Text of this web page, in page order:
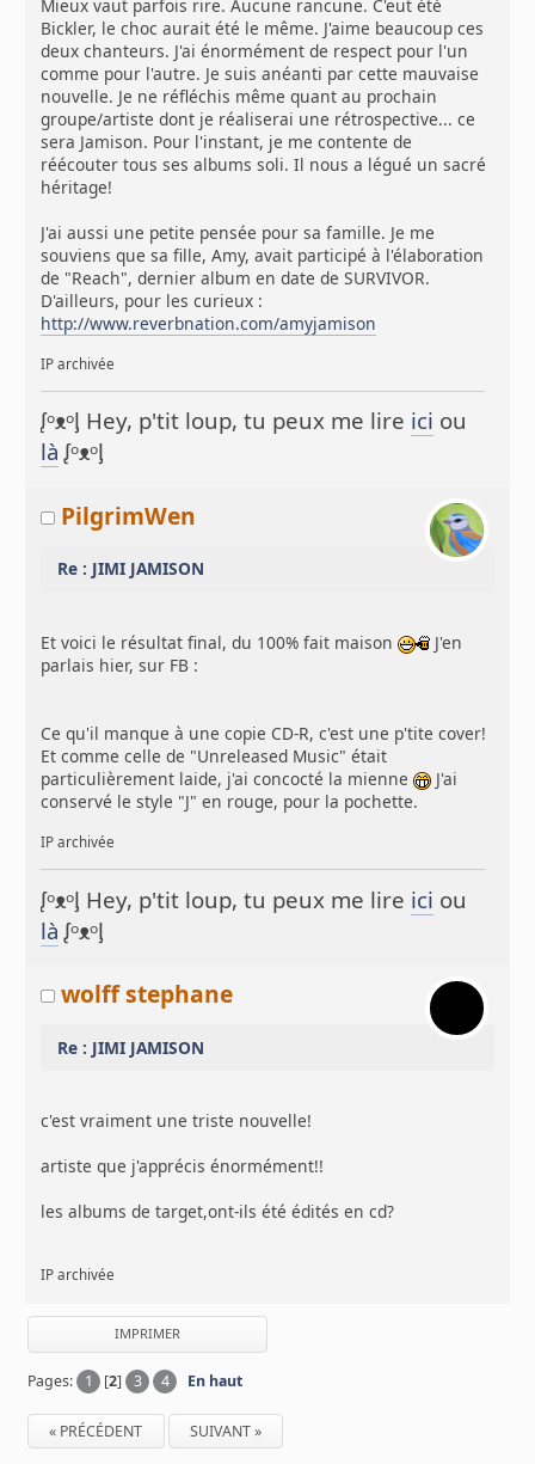
Mieux vaut parfois rire. Aucune rancune. C'eut été
Bickler, le choc aurait été le même. J'aime beaucoup ces
deux chanteurs. J'ai énormément de respect pour l'un
comme pour l'autre. Je suis anéanti par cette mauvaise
nouvelle. Je ne réfléchis même quant au prochain
groupe/artiste dont je réaliserai une rétrospective... ce
sera Jamison. Pour l'instant, je me contente de
réécouter tous ses albums soli. Il nous a légué un sacré
héritage!
J'ai aussi une petite pensée pour sa famille. Je me
souviens que sa fille, Amy, avait participé à l'élaboration
de "Reach", dernier album en date de SURVIVOR.
D'ailleurs, pour les curieux :
http://www.reverbnation.com/amyjamison
IP archivée
ᶘᵒᴥᵒᶅ Hey, p'tit loup, tu peux me lire ici ou
là ᶘᵒᴥᵒᶅ
PilgrimWen
Re : JIMI JAMISON
Et voici le résultat final, du 100% fait maison
J'en
parlais hier, sur FB :
Ce qu'il manque à une copie CD-R, c'est une p'tite cover!
Et comme celle de "Unreleased Music" était
particulièrement laide, j'ai concocté la mienne
J'ai
conservé le style "J" en rouge, pour la pochette.
IP archivée
ᶘᵒᴥᵒᶅ Hey, p'tit loup, tu peux me lire ici ou
là ᶘᵒᴥᵒᶅ
wolff stephane
Re : JIMI JAMISON
c'est vraiment une triste nouvelle!
artiste que j'apprécis énormément!!
les albums de target,ont-ils été édités en cd?
IP archivée
IMPRIMER
Pages: 1 [2] 3 4 En haut
« PRÉCÉDENT SUIVANT »